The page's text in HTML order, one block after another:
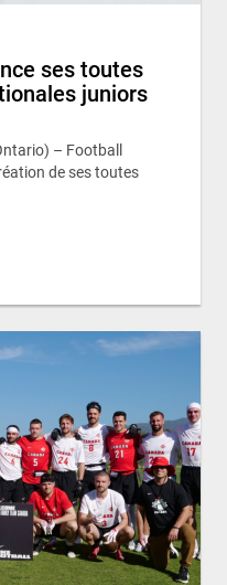
ses toutes
juniors
– Football
de ses toutes